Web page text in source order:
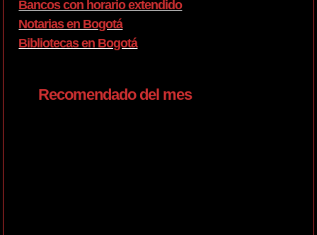
Bancos con horario extendido
Notarias en Bogotá
Bibliotecas en Bogotá
Recomendado del mes